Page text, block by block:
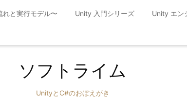
と実行モデル〜 Unity 入門シリーズ Unity エン
ソフトライム
UnityとC#のおぼえがき